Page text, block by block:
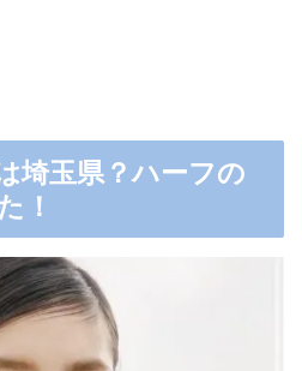
埼玉県？ハーフの
！